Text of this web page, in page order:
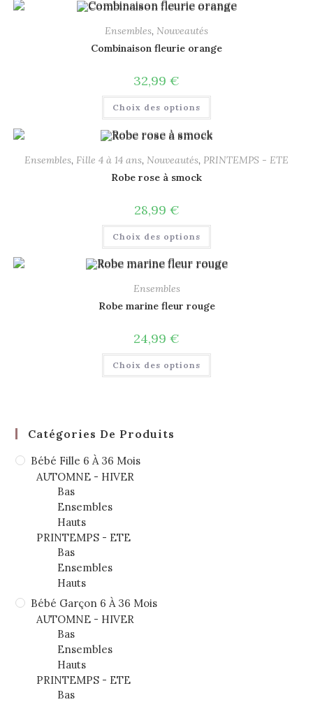
Ensembles, Nouveautés
Combinaison fleurie orange
32,99 €
Choix des options
Ensembles, Fille 4 à 14 ans, Nouveautés, PRINTEMPS - ETE
Robe rose à smock
28,99 €
Choix des options
Ensembles
Robe marine fleur rouge
24,99 €
Choix des options
Catégories De Produits
Bébé Fille 6 À 36 Mois
AUTOMNE - HIVER
Bas
Ensembles
Hauts
PRINTEMPS - ETE
Bas
Ensembles
Hauts
Bébé Garçon 6 À 36 Mois
AUTOMNE - HIVER
Bas
Ensembles
Hauts
PRINTEMPS - ETE
Bas